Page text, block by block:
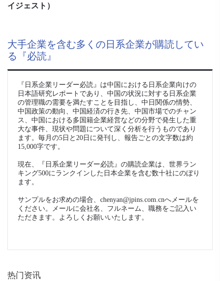
イジェスト）
大手企業を含む多くの日系企業が購読してい
る『必読』
『日系企業リーダー必読』は中国における日系企業向けの
日本語研究レポートであり、中国の状況に対する日系企業
の管理職の需要を満たすことを目指し、中日関係の情勢、
中国政策の動向、中国経済の行き先、中国市場でのチャン
ス、中国における多国籍企業経営などの分野で発生した重
大な事件、現状や問題について深く分析を行うものであり
ます。毎月の5日と20日に発刊し、報告ごとの文字数は約
15,000字です。
現在、『日系企業リーダー必読』の購読企業は、世界ラン
キング500にランクインした日本企業を含む数十社にのぼり
ます。
サンプルをお求めの場合、chenyan@jpins.com.cnへメールを
ください。メールに会社名、フルネーム、職務をご記入い
ただきます。よろしくお願いいたします。
热门资讯